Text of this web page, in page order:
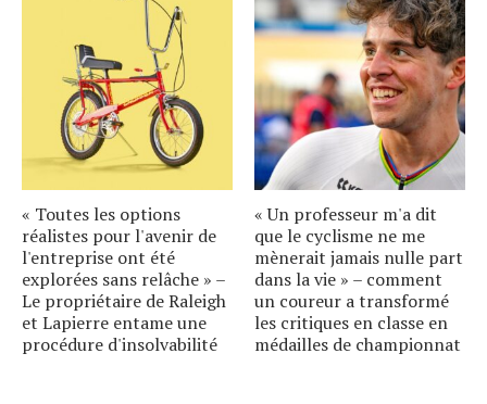
« Toutes les options
réalistes pour l'avenir de
l'entreprise ont été
explorées sans relâche » –
Le propriétaire de Raleigh
et Lapierre entame une
procédure d'insolvabilité
« Un professeur m'a dit
que le cyclisme ne me
mènerait jamais nulle part
dans la vie » – comment
un coureur a transformé
les critiques en classe en
médailles de championnat